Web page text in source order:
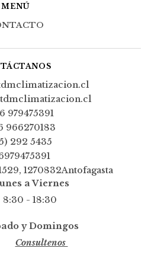
MENÚ
979475391
966270183
292 5435
1270832Antofagasta
a Viernes
8:30 - 18:30
y Domingos
Consultenos